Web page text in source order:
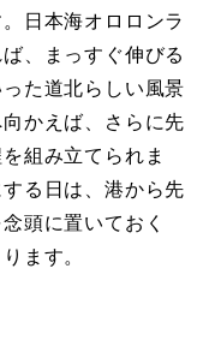
日本海オロロンラ
、まっすぐ伸びる
た道北らしい風景
かえば、さらに先
組み立てられま
る日は、港から先
頭に置いておく
ます。